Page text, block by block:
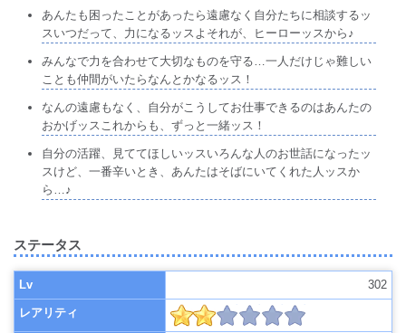
あんたも困ったことがあったら遠慮なく自分たちに相談するッ
スいつだって、力になるッスよそれが、ヒーローッスから♪
みんなで力を合わせて大切なものを守る…一人だけじゃ難しい
ことも仲間がいたらなんとかなるッス！
なんの遠慮もなく、自分がこうしてお仕事できるのはあんたの
おかげッスこれからも、ずっと一緒ッス！
自分の活躍、見ててほしいッスいろんな人のお世話になったッ
スけど、一番辛いとき、あんたはそばにいてくれた人ッスか
ら…♪
ステータス
Lv 302
レアリティ